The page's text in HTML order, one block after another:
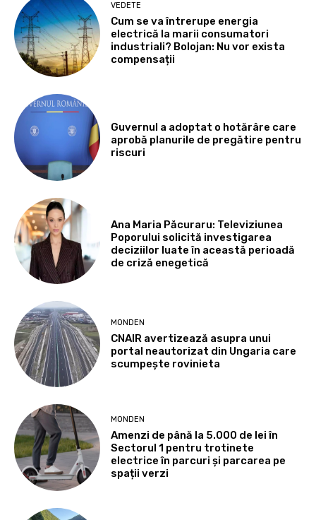
VEDETE
Cum se va întrerupe energia
electrică la marii consumatori
industriali? Bolojan: Nu vor exista
compensații
Guvernul a adoptat o hotărâre care
aprobă planurile de pregătire pentru
riscuri
Ana Maria Păcuraru: Televiziunea
Poporului solicită investigarea
deciziilor luate în această perioadă
de criză enegetică
MONDEN
CNAIR avertizează asupra unui
portal neautorizat din Ungaria care
scumpește rovinieta
MONDEN
Amenzi de până la 5.000 de lei în
Sectorul 1 pentru trotinete
electrice în parcuri și parcarea pe
spații verzi